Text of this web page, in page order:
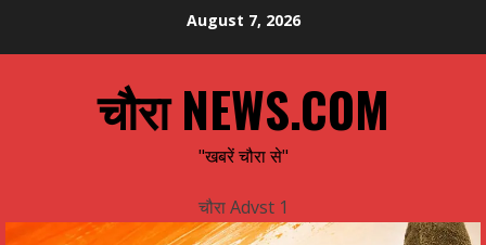
August 7, 2026
चौरा NEWS.COM
"खबरें चौरा से"
चौरा Advst 1